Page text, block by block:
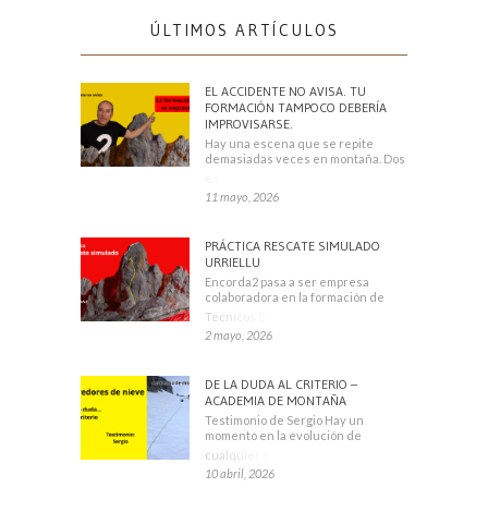
ÚLTIMOS ARTÍCULOS
EL ACCIDENTE NO AVISA. TU
FORMACIÓN TAMPOCO DEBERÍA
IMPROVISARSE.
Hay una escena que se repite
demasiadas veces en montaña. Dos
11 mayo, 2026
PRÁCTICA RESCATE SIMULADO
URRIELLU
Encorda2 pasa a ser empresa
colaboradora en la formación de
Técnicos Deportivos
2 mayo, 2026
DE LA DUDA AL CRITERIO –
ACADEMIA DE MONTAÑA
Testimonio de Sergio Hay un
momento en la evolución de
cualquier montañero
10 abril, 2026